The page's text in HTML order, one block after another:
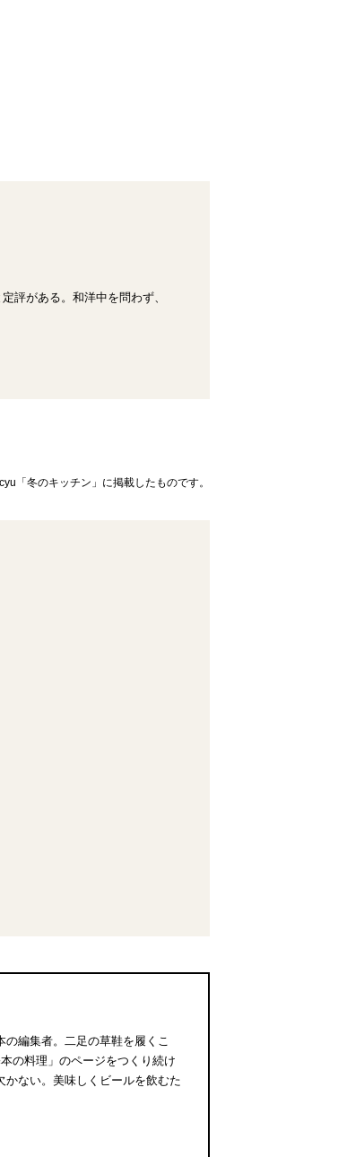
評がある。和洋中を問わず、
「冬のキッチン」に掲載したものです。
編集者。二足の草鞋を履くこ
の料理」のページをつくり続け
ない。美味しくビールを飲むた